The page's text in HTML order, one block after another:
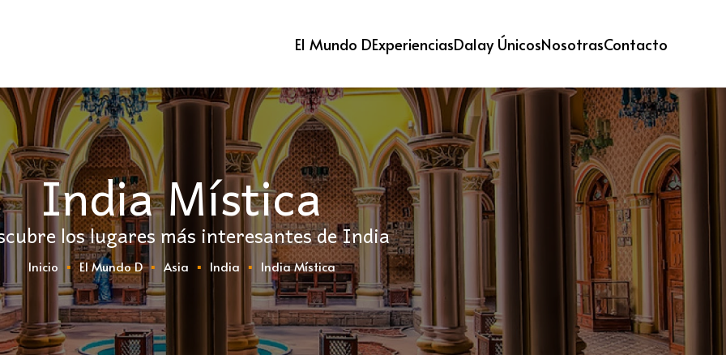
El Mundo DExperienciasDalay ÚnicosNosotrasContacto
India Mística
los lugares más interesantes de India
Inicio El Mundo D Asia India India Mística